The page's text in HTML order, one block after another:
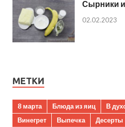
Сырники
02.02.2023
МЕТКИ
8 марта Блюда из яиц В
Винегрет
Выпечка
Десерты